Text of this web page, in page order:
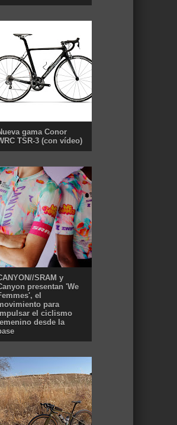
gama Conor
TSR-3 (con vídeo)
SRAM y
presentan 'We
el
para
el ciclismo
desde la